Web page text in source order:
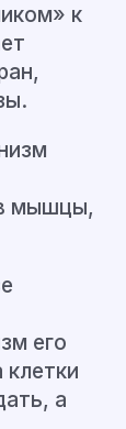
к
мышцы,
его
а